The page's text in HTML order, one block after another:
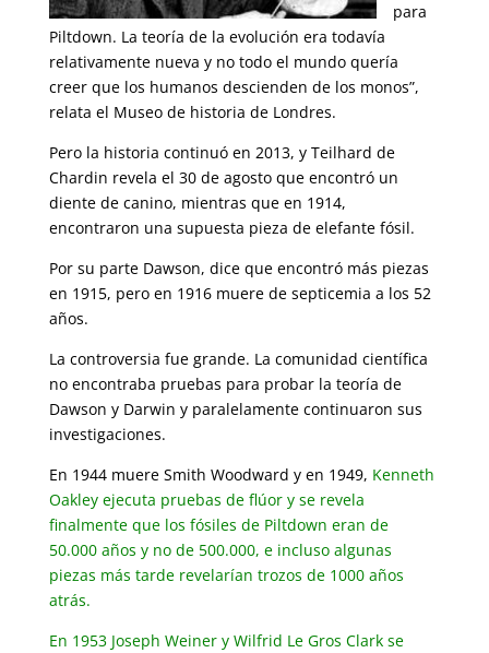
para
Piltdown. La teoría de la evolución era todavía
relativamente nueva y no todo el mundo quería
creer que los humanos descienden de los monos”,
relata el Museo de historia de Londres.
Pero la historia continuó en 2013, y Teilhard de
Chardin revela el 30 de agosto que encontró un
diente de canino, mientras que en 1914,
encontraron una supuesta pieza de elefante fósil.
Por su parte Dawson, dice que encontró más piezas
en 1915, pero en 1916 muere de septicemia a los 52
años.
La controversia fue grande. La comunidad científica
no encontraba pruebas para probar la teoría de
Dawson y Darwin y paralelamente continuaron sus
investigaciones.
En 1944 muere Smith Woodward y en 1949, Kenneth
Oakley ejecuta pruebas de flúor y se revela
finalmente que los fósiles de Piltdown eran de
50.000 años y no de 500.000, e incluso algunas
piezas más tarde revelarían trozos de 1000 años
atrás.
En 1953 Joseph Weiner y Wilfrid Le Gros Clark se